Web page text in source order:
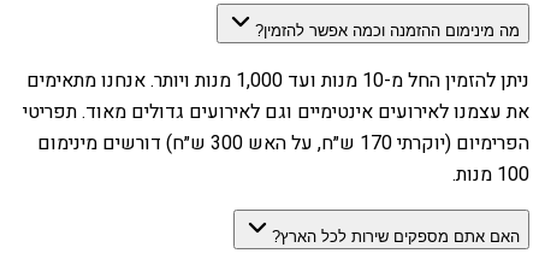
מה מינימום ההזמנה וכמה אפשר להזמין?
ניתן להזמין החל מ-10 מנות ועד 1,000 מנות ויותר. אנחנו מתאימים
את עצמנו לאירועים אינטימיים וגם לאירועים גדולים מאוד. תפריטי
הפרימיום (יוקרתי 170 ש״ח, על האש 300 ש״ח) דורשים מינימום
100 מנות.
האם אתם מספקים שירות לכל הארץ?